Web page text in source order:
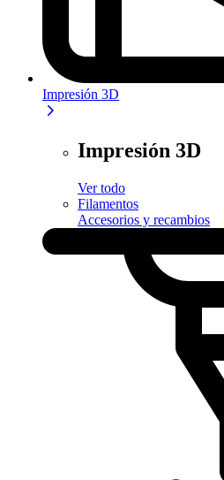
Impresión 3D
Impresión 3D
Ver todo
Filamentos
Accesorios y recambios